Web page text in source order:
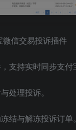
信交易投诉插件
支持实时同步支付
处理投诉。
结与解冻投诉订单。